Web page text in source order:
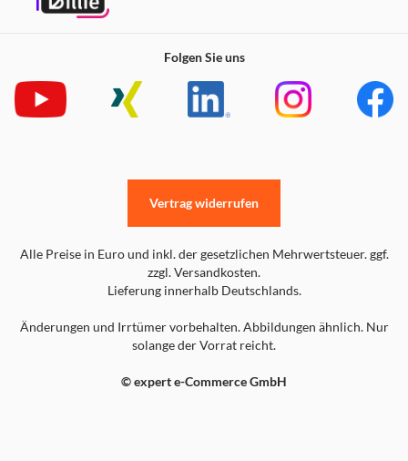
Folgen Sie uns
Alle Preise in Euro und inkl. der gesetzlichen Mehrwertsteuer. ggf.
zzgl. Versandkosten.
Lieferung innerhalb Deutschlands.
Änderungen und Irrtümer vorbehalten. Abbildungen ähnlich. Nur
solange der Vorrat reicht.
© expert e-Commerce GmbH
Vertrag widerrufen